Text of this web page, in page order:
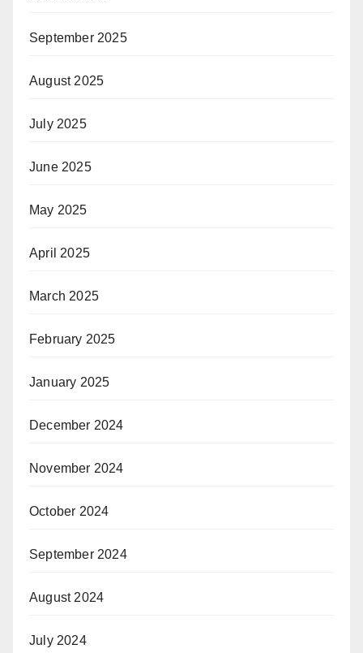
September 2025
August 2025
July 2025
June 2025
May 2025
April 2025
March 2025
February 2025
January 2025
December 2024
November 2024
October 2024
September 2024
August 2024
July 2024